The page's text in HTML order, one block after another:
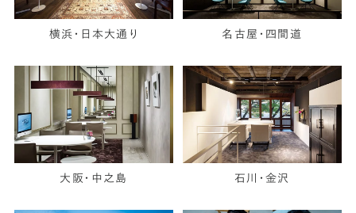
横浜・日本大通り 名古屋・四間道
大阪・中之島 石川・金沢